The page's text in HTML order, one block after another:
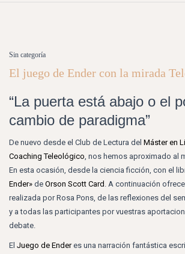
Sin categoría
El juego de Ender con la mirada
“La puerta está abajo o el
cambio de paradigma”
De nuevo desde el Club de Lectura del Máster en
Coaching Teleológico, nos hemos aproximado al
En esta ocasión, desde la ciencia ficción, con el
Ender» de Orson Scott Card . A continuación
realizada por Rosa Pons, de las reflexiones del
y a todas las participantes por vuestras
debate.
El Juego de Enderes una narración fantástica